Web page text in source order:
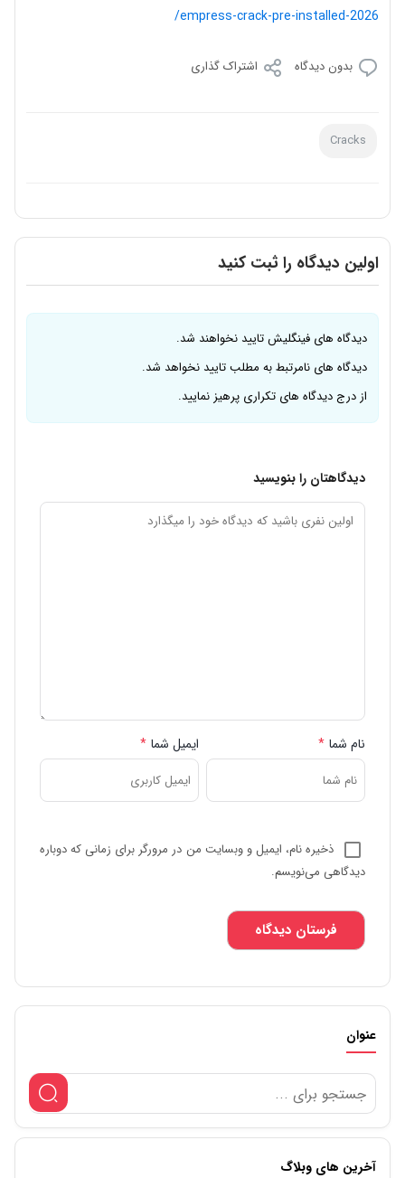
empress-crack-pre-installed-2026/
بدون دیدگاه اشتراک گذاری
Cracks
اولین دیدگاه را ثبت کنید
دیدگاه های فینگلیش تایید نخواهند شد.
دیدگاه های نامرتبط به مطلب تایید نخواهد شد.
از درج دیدگاه های تکراری پرهیز نمایید.
دیدگاهتان را بنویسید
نام شما * ایمیل شما *
ذخیره نام، ایمیل و وبسایت من در مرورگر برای زمانی که دوباره
دیدگاهی می‌نویسم.
عنوان
آخرین های وبلاگ